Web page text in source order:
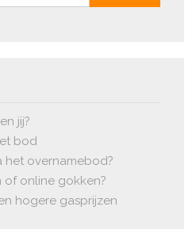
jij?
bod
het overnamebod?
of online gokken?
hogere gasprijzen